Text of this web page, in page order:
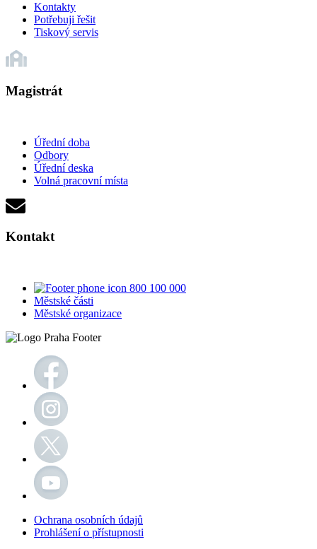
Kontakty
Potřebuji řešit
Tiskový servis
Magistrát
Úřední doba
Odbory
Úřední deska
Volná pracovní místa
Kontakt
800 100 000
Městské části
Městské organizace
Ochrana osobních údajů
Prohlášení o přístupnosti